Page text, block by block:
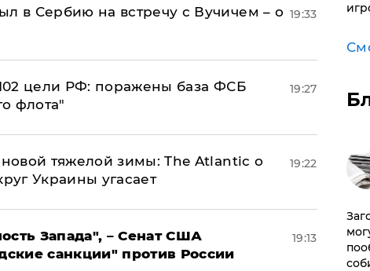
в Сербию на встречу с Вучичем – о 19:33
цели РФ: поражены база ФСБ
флота"
19:27
тяжелой зимы: The Atlantic о
Украины угасает
19:22
Запада", – Сенат США
санкции" против России
19:13